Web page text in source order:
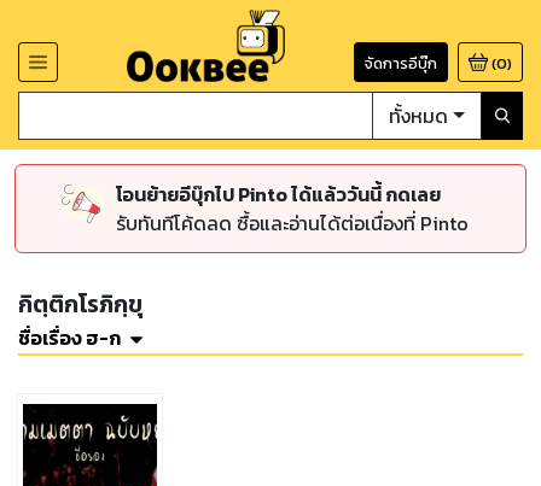
จัดการอีบุ๊ก (0)
ทั้งหมด
โอนย้ายอีบุ๊กไป Pinto ได้แล้ววันนี้ กดเลย
รับทันทีโค้ดลด ซื้อและอ่านได้ต่อเนื่องที่ Pinto
กิตฺติกโรภิกฺขุ
ชื่อเรื่อง ฮ-ก